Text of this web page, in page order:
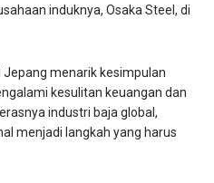
induknya, Osaka Steel, di
Jepang menarik kesimpulan
kesulitan keuangan dan
industri baja global,
menjadi langkah yang harus